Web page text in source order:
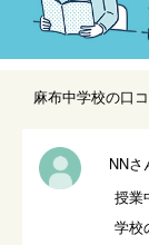
麻布中学校の口
NNさ
授業
学校